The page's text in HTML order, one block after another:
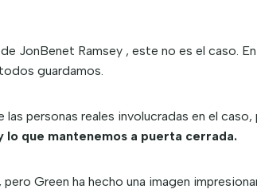
JonBenet Ramsey , este no es el caso.
guardamos.
personas reales involucradas en el
lo que mantenemos a puerta cerrada.
Green ha hecho una imagen